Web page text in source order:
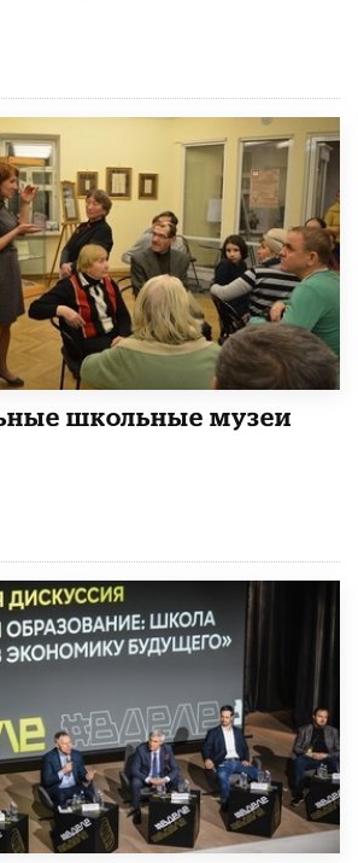
школьные музеи